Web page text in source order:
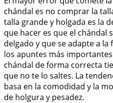
chándal es no comprar la
talla grande y holgada es la
que hacer es que el chándal
delgado y que se adapte a
los apuntes más
chándal de forma correcta
que no te lo saltes. La
basa en la comodidad y la
de holgura y pesadez.